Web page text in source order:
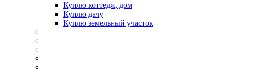
Куплю коттедж, дом
Куплю дачу
Куплю земельный участок